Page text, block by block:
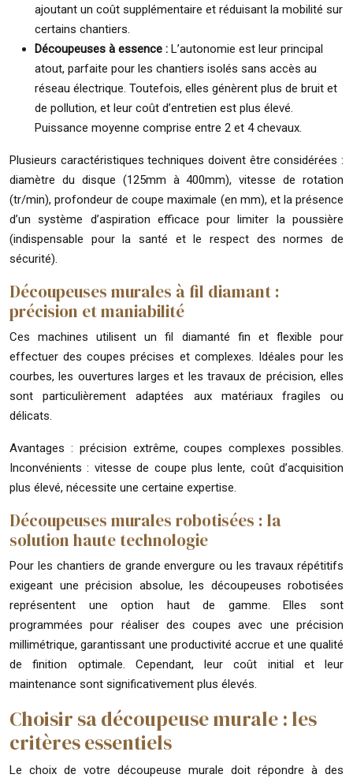
ajoutant un coût supplémentaire et réduisant la mobilité sur
certains chantiers.
Découpeuses à essence : L’autonomie est leur principal
atout, parfaite pour les chantiers isolés sans accès au
réseau électrique. Toutefois, elles génèrent plus de bruit et
de pollution, et leur coût d’entretien est plus élevé.
Puissance moyenne comprise entre 2 et 4 chevaux.
Plusieurs caractéristiques techniques doivent être considérées :
diamètre du disque (125mm à 400mm), vitesse de rotation
(tr/min), profondeur de coupe maximale (en mm), et la présence
d’un système d’aspiration efficace pour limiter la poussière
(indispensable pour la santé et le respect des normes de
sécurité).
Découpeuses murales à fil diamant :
précision et maniabilité
Ces machines utilisent un fil diamanté fin et flexible pour
effectuer des coupes précises et complexes. Idéales pour les
courbes, les ouvertures larges et les travaux de précision, elles
sont particulièrement adaptées aux matériaux fragiles ou
délicats.
Avantages : précision extrême, coupes complexes possibles.
Inconvénients : vitesse de coupe plus lente, coût d’acquisition
plus élevé, nécessite une certaine expertise.
Découpeuses murales robotisées : la
solution haute technologie
Pour les chantiers de grande envergure ou les travaux répétitifs
exigeant une précision absolue, les découpeuses robotisées
représentent une option haut de gamme. Elles sont
programmées pour réaliser des coupes avec une précision
millimétrique, garantissant une productivité accrue et une qualité
de finition optimale. Cependant, leur coût initial et leur
maintenance sont significativement plus élevés.
Choisir sa découpeuse murale : les
critères essentiels
Le choix de votre découpeuse murale doit répondre à des